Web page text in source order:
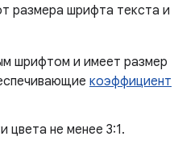
размера шрифта текста и
шрифтом и имеет размер
коэффициент
цвета не менее 3:1.